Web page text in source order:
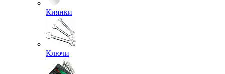
Киянки
Ключи